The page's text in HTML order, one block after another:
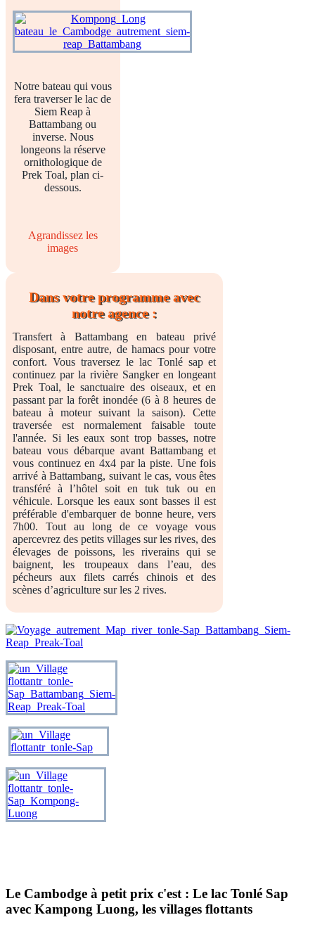
Notre bateau qui vous
fera traverser le lac de
Siem Reap à
Battambang ou
inverse. Nous
longeons la réserve
ornithologique de
Prek Toal, plan ci-
dessous.
Agrandissez les
images
Dans votre programme avec
notre agence :
Transfert à Battambang en bateau privé
disposant, entre autre, de hamacs pour votre
confort. Vous traversez le lac Tonlé sap et
continuez par la rivière Sangker en longeant
Prek Toal, le sanctuaire des oiseaux, et en
passant par la forêt inondée (6 à 8 heures de
bateau à moteur suivant la saison). Cette
traversée est normalement faisable toute
l'année. Si les eaux sont trop basses, notre
bateau vous débarque avant Battambang et
vous continuez en 4x4 par la piste. Une fois
arrivé à Battambang, suivant le cas, vous êtes
transféré à l’hôtel soit en tuk tuk ou en
véhicule. Lorsque les eaux sont basses il est
préférable d'embarquer de bonne heure, vers
7h00. Tout au long de ce voyage vous
apercevrez des petits villages sur les rives, des
élevages de poissons, les riverains qui se
baignent, les troupeaux dans l’eau, des
pécheurs aux filets carrés chinois et des
scènes d’agriculture sur les 2 rives.
Le Cambodge à petit prix c'est : Le lac Tonlé Sap
avec Kampong Luong, les villages flottants